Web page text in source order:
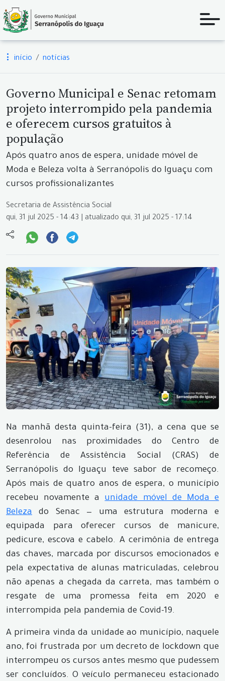
início notícias
Governo Municipal e Senac retomam
projeto interrompido pela pandemia
e oferecem cursos gratuitos à
população
Após quatro anos de espera, unidade móvel de
Moda e Beleza volta à Serranópolis do Iguaçu com
cursos profissionalizantes
Secretaria de Assistência Social
qui, 31 jul 2025 - 14:43 | atualizado qui, 31 jul 2025 - 17:14
Na manhã desta quinta-feira (31), a cena que se
desenrolou nas proximidades do Centro de
Referência de Assistência Social (CRAS) de
Serranópolis do Iguaçu teve sabor de recomeço.
Após mais de quatro anos de espera, o município
recebeu novamente aunidade móvel de Moda e
Beleza do Senac — uma estrutura moderna e
equipada para oferecer cursos de manicure,
pedicure, escova e cabelo. A cerimônia de entrega
das chaves, marcada por discursos emocionados e
pela expectativa de alunas matriculadas, celebrou
não apenas a chegada da carreta, mas também o
resgate de uma promessa feita em 2020 e
interrompida pela pandemia de Covid-19.
A primeira vinda da unidade ao município, naquele
ano, foi frustrada por um decreto de lockdown que
interrompeu os cursos antes mesmo que pudessem
ser concluídos. O veículo permaneceu estacionado